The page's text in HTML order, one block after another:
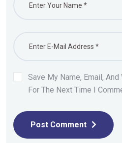
Save My Name, Email,
For The Next Time I
Post Comment